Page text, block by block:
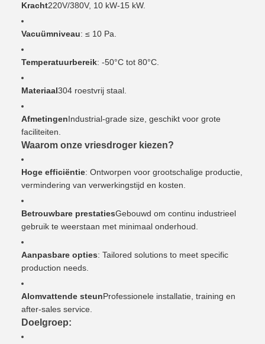
Kracht220V/380V, 10 kW-15 kW.
Vacuümniveau: ≤ 10 Pa.
Temperatuurbereik: -50°C tot 80°C.
Materiaal304 roestvrij staal.
AfmetingenIndustrial-grade size, geschikt voor grote
faciliteiten.
Waarom onze vriesdroger kiezen?
Hoge efficiëntie: Ontworpen voor grootschalige productie,
vermindering van verwerkingstijd en kosten.
Betrouwbare prestatiesGebouwd om continu industrieel
gebruik te weerstaan met minimaal onderhoud.
Aanpasbare opties: Tailored solutions to meet specific
production needs.
Alomvattende steunProfessionele installatie, training en
after-sales service.
Doelgroep: